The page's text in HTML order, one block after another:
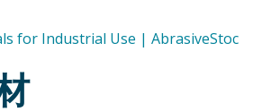
for Industrial Use | AbrasiveStoc